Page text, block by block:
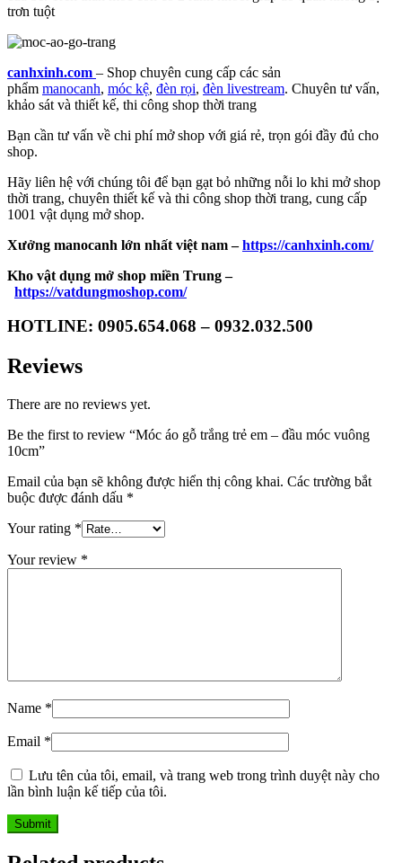
trơn tuột
canhxinh.com – Shop chuyên cung cấp các sản
phẩm manocanh, móc kệ, đèn rọi, đèn livestream. Chuyên tư vấn,
khảo sát và thiết kế, thi công shop thời trang
Bạn cần tư vấn về chi phí mở shop với giá rẻ, trọn gói đầy đủ cho
shop.
Hãy liên hệ với chúng tôi để bạn gạt bỏ những nỗi lo khi mở shop
thời trang, chuyên thiết kế và thi công shop thời trang, cung cấp
1001 vật dụng mở shop.
Xưởng manocanh lớn nhất việt nam –https://canhxinh.com/
Kho vật dụng mở shop miền Trung –
https://vatdungmoshop.com/
HOTLINE: 0905.654.068 – 0932.032.500
Reviews
There are no reviews yet.
Be the first to review “Móc áo gỗ trắng trẻ em – đầu móc vuông
10cm”
Email của bạn sẽ không được hiển thị công khai. Các trường bắt
buộc được đánh dấu *
Your rating *
Your review *
Name *
Email *
Lưu tên của tôi, email, và trang web trong trình duyệt này cho
lần bình luận kế tiếp của tôi.